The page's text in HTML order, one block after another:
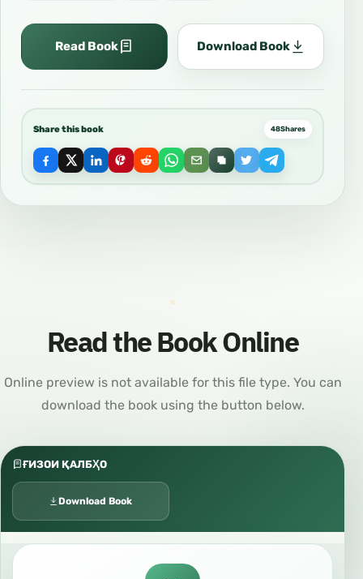
Read Book Download Book
Share this book 48Shares
Read the Book Online
Online preview is not available for this file type. You can
download the book using the button below.
ҒИЗОИ ҚАЛБҲО
Download Book